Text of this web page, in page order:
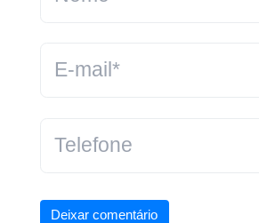
Deixar comentário